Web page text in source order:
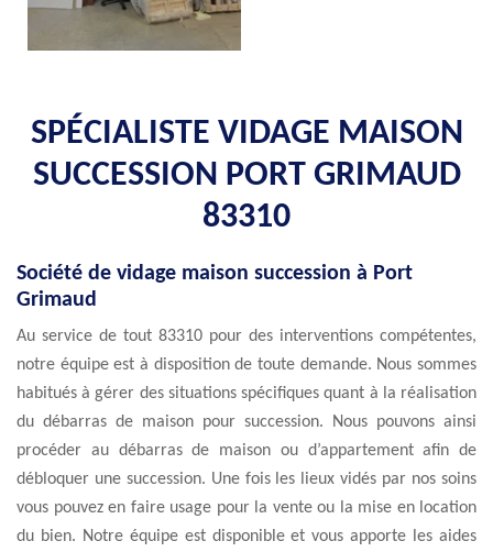
SPÉCIALISTE VIDAGE MAISON
SUCCESSION PORT GRIMAUD
83310
Société de vidage maison succession à Port
Grimaud
Au service de tout 83310 pour des interventions compétentes,
notre équipe est à disposition de toute demande. Nous sommes
habitués à gérer des situations spécifiques quant à la réalisation
du débarras de maison pour succession. Nous pouvons ainsi
procéder au débarras de maison ou d’appartement afin de
débloquer une succession. Une fois les lieux vidés par nos soins
vous pouvez en faire usage pour la vente ou la mise en location
du bien. Notre équipe est disponible et vous apporte les aides